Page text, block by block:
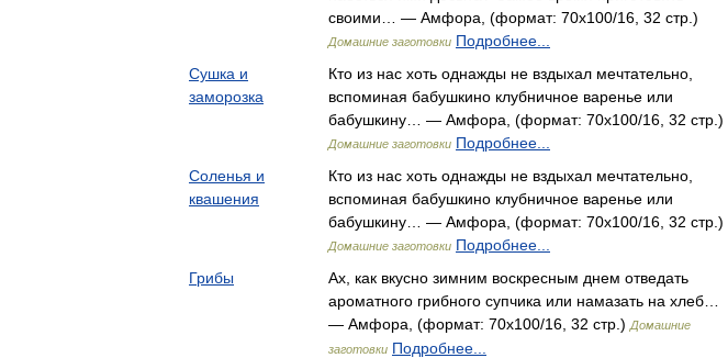
своими… — Амфора, (формат: 70x100/16, 32 стр.)
Домашние заготовки Подробнее...
Сушка и
заморозка
Кто из нас хоть однажды не вздыхал мечтательно,
вспоминая бабушкино клубничное варенье или
бабушкину… — Амфора, (формат: 70x100/16, 32 стр.)
Домашние заготовки Подробнее...
Соленья и
квашения
Кто из нас хоть однажды не вздыхал мечтательно,
вспоминая бабушкино клубничное варенье или
бабушкину… — Амфора, (формат: 70x100/16, 32 стр.)
Домашние заготовки Подробнее...
Грибы
Ах, как вкусно зимним воскресным днем отведать
ароматного грибного супчика или намазать на хлеб…
— Амфора, (формат: 70x100/16, 32 стр.) Домашние
заготовки Подробнее...